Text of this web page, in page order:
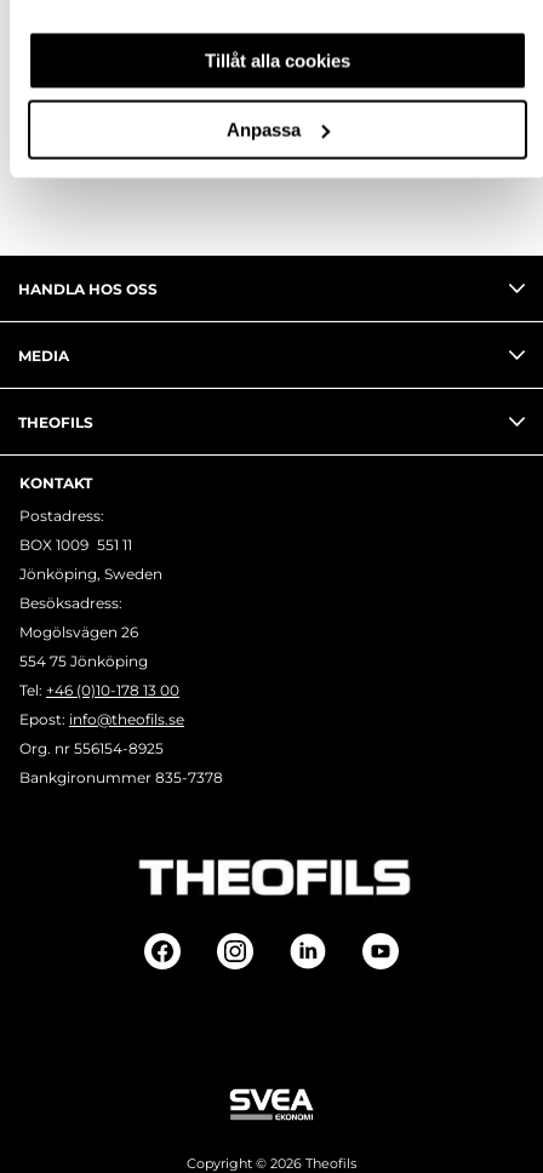
Tillåt alla cookies
Anpassa
FRÅGA OM PRODUKT
HANDLA HOS OSS
MEDIA
THEOFILS
KONTAKT
Postadress:
BOX 1009 551 11
Jönköping, Sweden
Besöksadress:
Mogölsvägen 26
554 75 Jönköping
Tel: +46 (0)10-178 13 00
Epost: info@theofils.se
Org. nr 556154-8925
Bankgironummer 835-7378
Copyright © 2026 Theofils